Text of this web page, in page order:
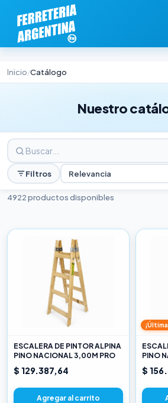
Inicio/Catálogo
Nuestro
Filtros Relevancia
4922 productos disponibles
ESCALERA DE PINTOR ALPINA
PINO NACIONAL 3,00M PRO
$ 129.387,64
Agregar al carrito
PINO
$